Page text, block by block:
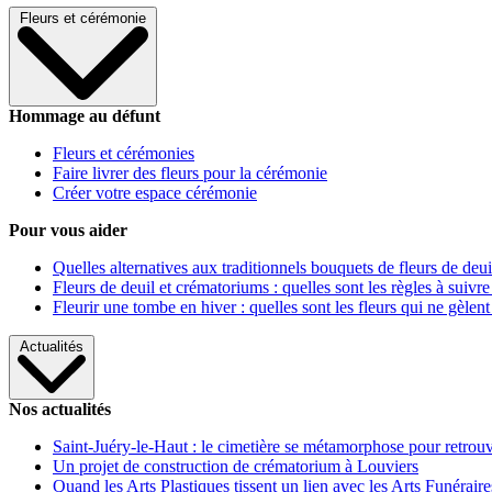
Fleurs et cérémonie
Hommage au défunt
Fleurs et cérémonies
Faire livrer des fleurs pour la cérémonie
Créer votre espace cérémonie
Pour vous aider
Quelles alternatives aux traditionnels bouquets de fleurs de
Fleurs de deuil et crématoriums : quelles sont les règles à
Fleurir une tombe en hiver : quelles sont les fleurs qui ne gèlent
Actualités
Nos actualités
Saint-Juéry-le-Haut : le cimetière se métamorphose pour
Un projet de construction de crématorium à Louviers
Quand les Arts Plastiques tissent un lien avec les Arts